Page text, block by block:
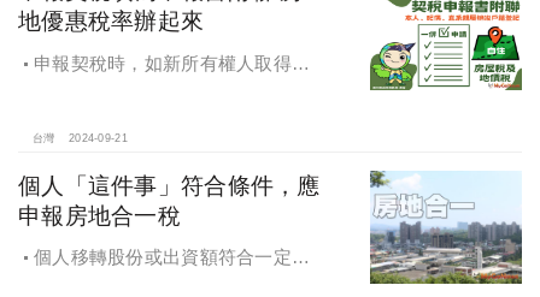
地優惠稅率辦起來
申報契稅時，如新所有權人取得房
房屋稅及地價稅優惠稅率之申請。
台灣 2024-09-21
個人「這件事」符合條件，應
申報房地合一稅
個人移轉股份或出資額符合一定條